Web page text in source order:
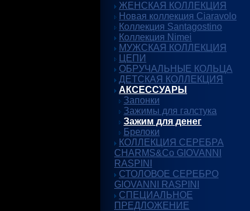
ЖЕНСКАЯ КОЛЛЕКЦИЯ
Новая коллекция Ciaravolo
Коллекция Santagostino
Коллекция Nimei
МУЖСКАЯ КОЛЛЕКЦИЯ
ЦЕПИ
ОБРУЧАЛЬНЫЕ КОЛЬЦА
ДЕТСКАЯ КОЛЛЕКЦИЯ
АКСЕССУАРЫ
Запонки
Зажимы для галстука
Зажим для денег
Брелоки
КОЛЛЕКЦИЯ СЕРЕБРА
CHARMS&Co GIOVANNI
RASPINI
СТОЛОВОЕ СЕРЕБРО
GIOVANNI RASPINI
СПЕЦИАЛЬНОЕ
ПРЕДЛОЖЕНИЕ